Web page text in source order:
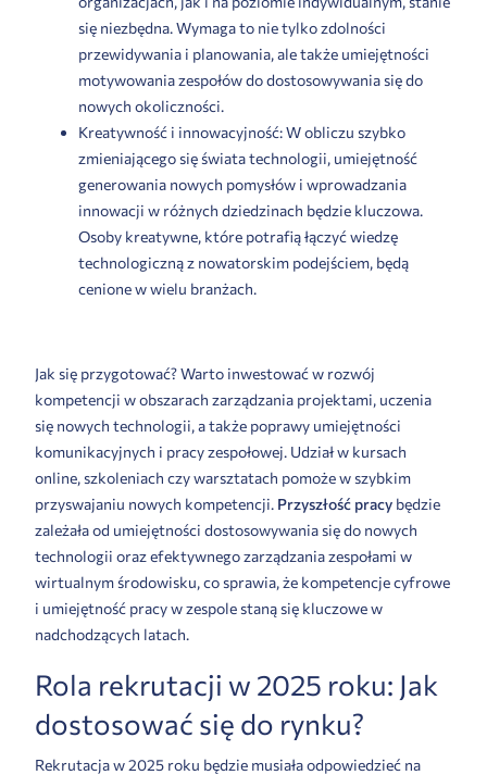
się niezbędna. Wymaga to nie tylko zdolności
przewidywania i planowania, ale także umiejętności
motywowania zespołów do dostosowywania się do
nowych okoliczności.
Kreatywność i innowacyjność: W obliczu szybko
zmieniającego się świata technologii, umiejętność
generowania nowych pomysłów i wprowadzania
innowacji w różnych dziedzinach będzie kluczowa.
Osoby kreatywne, które potrafią łączyć wiedzę
technologiczną z nowatorskim podejściem, będą
cenione w wielu branżach.
Jak się przygotować? Warto inwestować w rozwój
kompetencji w obszarach zarządzania projektami, uczenia
się nowych technologii, a także poprawy umiejętności
komunikacyjnych i pracy zespołowej. Udział w kursach
online, szkoleniach czy warsztatach pomoże w szybkim
przyswajaniu nowych kompetencji. Przyszłość pracy będzie
zależała od umiejętności dostosowywania się do nowych
technologii oraz efektywnego zarządzania zespołami w
wirtualnym środowisku, co sprawia, że kompetencje cyfrowe
i umiejętność pracy w zespole staną się kluczowe w
nadchodzących latach.
Rola rekrutacji w 2025 roku: Jak
dostosować się do rynku?
Rekrutacja w 2025 roku będzie musiała odpowiedzieć na